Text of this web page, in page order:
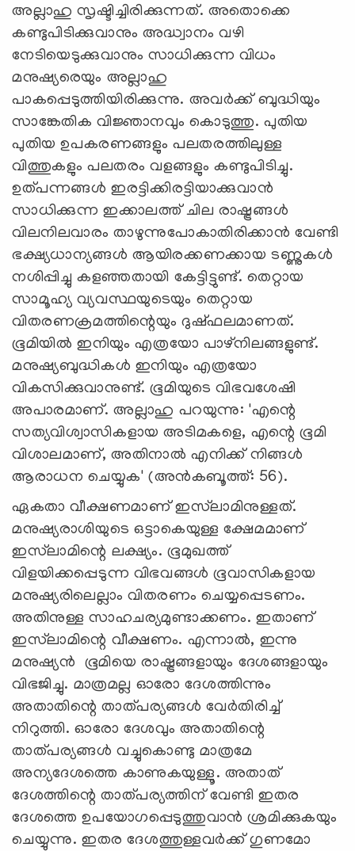
അല്ലാഹു സൃഷ്ടിച്ചിരിക്കുന്നത്. അതൊക്കെ
കണ്ടുപിടിക്കുവാനും അദ്ധ്വാനം വഴി
നേടിയെടുക്കുവാനും സാധിക്കുന്ന വിധം
മനുഷ്യരെയും അല്ലാഹു
പാകപ്പെടുത്തിയിരിക്കുന്നു. അവര്‍ക്ക് ബുദ്ധിയും
സാങ്കേതിക വിജ്ഞാനവും കൊടുത്തു. പുതിയ
പുതിയ ഉപകരണങ്ങളും പലതരത്തിലുള്ള
വിത്തുകളും പലതരം വളങ്ങളും കണ്ടുപിടിച്ചു.
ഉത്പന്നങ്ങള്‍ ഇരട്ടിക്കിരട്ടിയാക്കുവാന്‍
സാധിക്കുന്ന ഇക്കാലത്ത് ചില രാഷ്ട്രങ്ങള്‍
വിലനിലവാരം താഴുന്നുപോകാതിരിക്കാന്‍ വേണ്ടി
ഭക്ഷ്യധാന്യങ്ങള്‍ ആയിരക്കണക്കായ ടണ്ണുകള്‍
നശിപ്പിച്ചു കളഞ്ഞതായി കേട്ടിട്ടുണ്ട്. തെറ്റായ
സാമൂഹ്യ വ്യവസ്ഥയുടെയും തെറ്റായ
വിതരണക്രമത്തിന്റെയും ദുഷ്ഫലമാണത്.
ഭൂമിയില്‍ ഇനിയും എത്രയോ പാഴ്‌നിലങ്ങളുണ്ട്.
മനുഷ്യബുദ്ധികള്‍ ഇനിയും എത്രയോ
വികസിക്കുവാനുണ്ട്. ഭൂമിയുടെ വിഭവശേഷി
അപാരമാണ്. അല്ലാഹു പറയുന്നു: 'എന്റെ
സത്യവിശ്വാസികളായ അടിമകളെ, എന്റെ ഭൂമി
വിശാലമാണ്, അതിനാല്‍ എനിക്ക് നിങ്ങള്‍
ആരാധന ചെയ്യുക' (അന്‍കബൂത്ത്: 56).
ഏകതാ വീക്ഷണമാണ് ഇസ്‌ലാമിനുള്ളത്.
മനുഷ്യരാശിയുടെ ഒട്ടാകെയുള്ള ക്ഷേമമാണ്
ഇസ്‌ലാമിന്റെ ലക്ഷ്യം. ഭൂമുഖത്ത്
വിളയിക്കപ്പെടുന്ന വിഭവങ്ങള്‍ ഭൂവാസികളായ
മനുഷ്യരിലെല്ലാം വിതരണം ചെയ്യപ്പെടണം.
അതിനുള്ള സാഹചര്യമുണ്ടാക്കണം. ഇതാണ്
ഇസ്‌ലാമിന്റെ വീക്ഷണം. എന്നാല്‍, ഇന്നു
മനുഷ്യന്‍ ഭൂമിയെ രാഷ്ട്രങ്ങളായും ദേശങ്ങളായും
വിഭജിച്ചു. മാത്രമല്ല ഓരോ ദേശത്തിന്നും
അതാതിന്റെ താത്പര്യങ്ങള്‍ വേര്‍തിരിച്ച്
നിറുത്തി. ഓരോ ദേശവും അതാതിന്റെ
താത്പര്യങ്ങള്‍ വച്ചുകൊണ്ടു മാത്രമേ
അന്യദേശത്തെ കാണുകയുള്ളൂ. അതാത്
ദേശത്തിന്റെ താത്പര്യത്തിന് വേണ്ടി ഇതര
ദേശത്തെ ഉപയോഗപ്പെടുത്തുവാന്‍ ശ്രമിക്കുകയും
ചെയ്യുന്നു. ഇതര ദേശത്തുള്ളവര്‍ക്ക് ഗുണമോ